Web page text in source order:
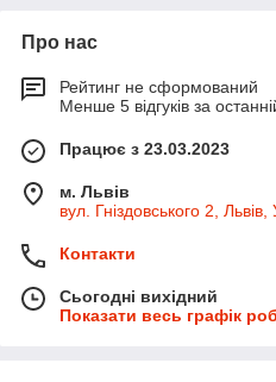
Про нас
Рейтинг не сформований
Менше 5 відгуків за
Працює з 23.03.2023
м. Львів
вул. Гніздовського 2, Львів,
Контакти
Сьогодні вихідний
Показати весь графік